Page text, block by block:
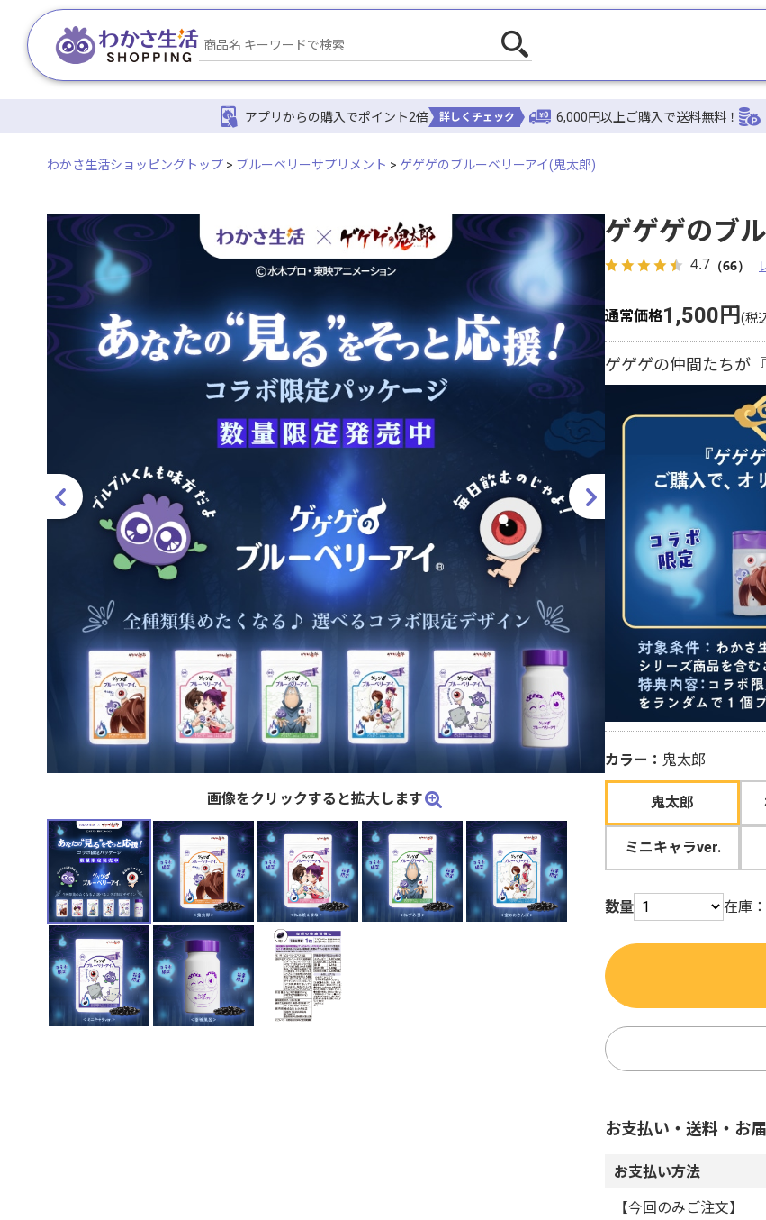
アプリからの購入でポイント2倍 詳しくチェック 6,000円以上ご購入で送料無料！
わかさ生活ショッピングトップ > ブルーベリーサプリメント > ゲゲゲのブルーベリーアイ(鬼太郎)
画像をクリックすると拡大します
ゲゲゲのブ
4.7 （66）
通常価格1,500円
ゲゲゲの仲間たちが
カラー： 鬼太郎
鬼太郎
ミニキャラver.
数量 在庫：
お支払い・送料・お
お支払い方法
【今回のみご注文】